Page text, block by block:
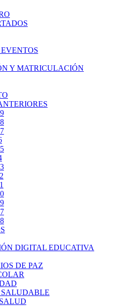
Y MATRICULACIÓN
DIGITAL EDUCATIVA
DE PAZ